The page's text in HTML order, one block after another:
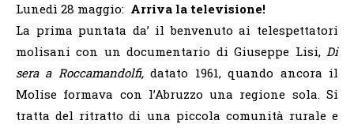
Lunedì 28 maggio: Arriva la televisione!
La prima puntata da’ il benvenuto ai telespettatori
molisani con un documentario di Giuseppe Lisi, Di
sera a Roccamandolfi,datato 1961, quando ancora il
Molise formava con l’Abruzzo una regione sola. Si
tratta del ritratto di una piccola comunità rurale e